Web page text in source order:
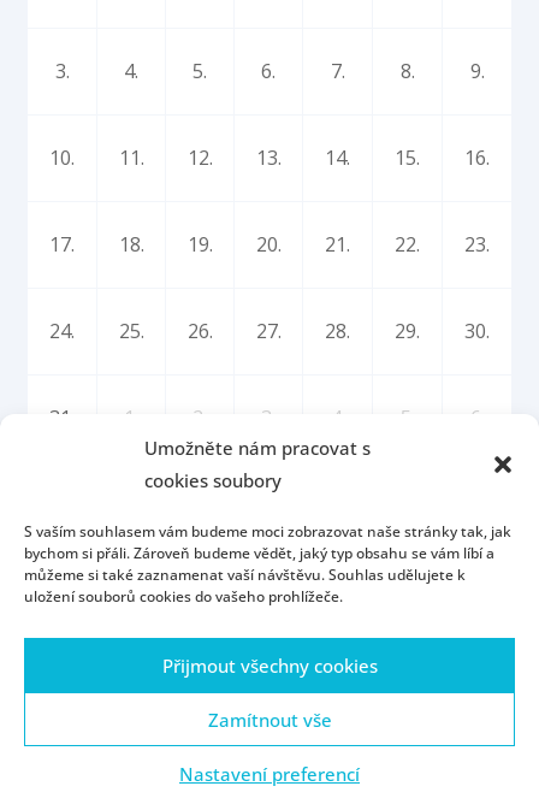
Umožněte nám pracovat s
cookies soubory
S vaším souhlasem vám budeme moci zobrazovat naše stránky tak, jak
bychom si přáli. Zároveň budeme vědět, jaký typ obsahu se vám líbí a
můžeme si také zaznamenat vaší návštěvu. Souhlas udělujete k
uložení souborů cookies do vašeho prohlížeče.
Přijmout všechny cookies
Zamítnout vše
Nastavení preferencí
3. 4. 5. 6. 7. 8. 9.
10. 11. 12. 13. 14. 15. 16.
17. 18. 19. 20. 21. 22. 23.
24. 25. 26. 27. 28. 29. 30.
31. 1. 2. 3. 4. 5. 6.
Úvod Kontakt
Konzultační hodiny
Přijímací řízení
Portál ZČU Webmail